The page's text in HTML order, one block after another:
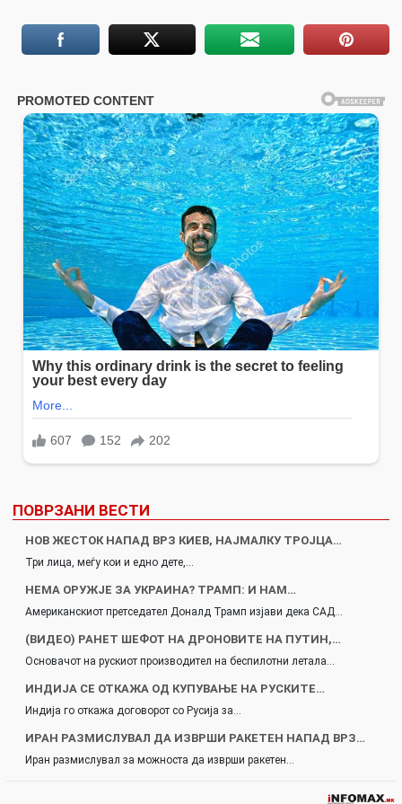
ПОВРЗАНИ ВЕСТИ
НОВ ЖЕСТОК НАПАД ВРЗ КИЕВ, НАЈМАЛКУ ТРОЈЦА…
Три лица, меѓу кои и едно дете,…
НЕМА ОРУЖЈЕ ЗА УКРАИНА? ТРАМП: И НАМ…
Американскиот претседател Доналд Трамп изјави дека САД…
(ВИДЕО) РАНЕТ ШЕФОТ НА ДРОНОВИТЕ НА ПУТИН,…
Основачот на рускиот производител на беспилотни летала…
ИНДИЈА СЕ ОТКАЖА ОД КУПУВАЊЕ НА РУСКИТЕ…
Индија го откажа договорот со Русија за…
ИРАН РАЗМИСЛУВАЛ ДА ИЗВРШИ РАКЕТЕН НАПАД ВРЗ…
Иран размислувал за можноста да изврши ракетен…